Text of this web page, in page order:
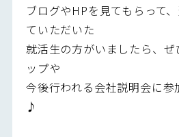
ブログやHPを見てもらって
ていただいた
就活生の方がいましたら、
ップや
今後行われる会社説明会に
♪